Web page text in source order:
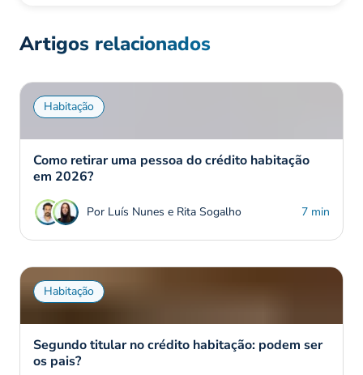
Artigos relacionados
Habitação
Como retirar uma pessoa do crédito habitação
em 2026?
Por Luís Nunes e Rita Sogalho 7 min
Habitação
Segundo titular no crédito habitação: podem ser
os pais?